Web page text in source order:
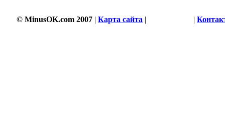
© MinusOK.com 2007 | Карта сайта | |